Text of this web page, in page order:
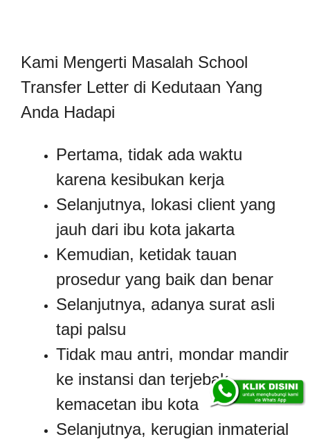
Kami Mengerti Masalah School
Transfer Letter di Kedutaan Yang
Anda Hadapi
Pertama, tidak ada waktu
karena kesibukan kerja
Selanjutnya, lokasi client yang
jauh dari ibu kota jakarta
Kemudian, ketidak tauan
prosedur yang baik dan benar
Selanjutnya, adanya surat asli
tapi palsu
Tidak mau antri, mondar mandir
ke instansi dan terjebak
kemacetan ibu kota
Selanjutnya, kerugian inmaterial